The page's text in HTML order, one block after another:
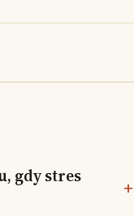
gdy stres